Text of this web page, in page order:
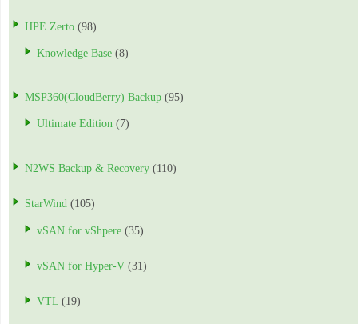
HPE Zerto (98)
Knowledge Base (8)
MSP360(CloudBerry) Backup (95)
Ultimate Edition (7)
N2WS Backup & Recovery (110)
StarWind (105)
vSAN for vShpere (35)
vSAN for Hyper-V (31)
VTL (19)